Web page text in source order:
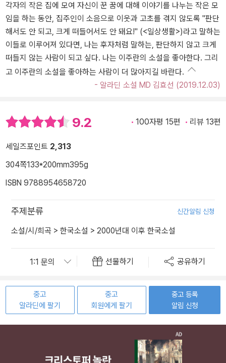
각자의 작은 집에 모여 자신이 꾼 꿈에 대해 이야기를 나누는 작은 모
임을 하는 동안, 집주인이 소음으로 이웃과 고초를 겪지 않도록 "판단
해서도 안 되고, 크게 떠들어서도 안 돼요!" (<일상생활>)라고 말하는
이들로 이루어져 있다면, 나는 후자처럼 말하는, 판단하지 않고 크게
떠들지 않는 사람이 되고 싶다. 나는 이주란의 소설을 좋아한다. 그리
고 이주란의 소설을 좋아하는 사람이 더 많아지길 바란다.
- 알라딘 소설 MD 김효선 (2019.12.03)
9.2 100자평 15편 리뷰 13편
세일즈포인트 2,313
304쪽133*200mm395g
ISBN 9788954658720
주제분류 신간알림 신청
소설/시/희곡 > 한국소설 > 2000년대 이후 한국소설
선물하기 공유하기
중고
알라딘에 팔기
중고
회원에게 팔기
중고 등록
알림 신청